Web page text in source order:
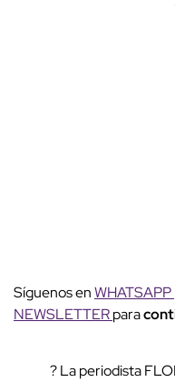
Síguenos enWHATSAPP
NEWSLETTERpara
? La periodista